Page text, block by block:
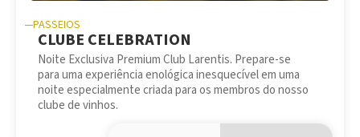
PASSEIOS
CLUBE CELEBRATION
Noite Exclusiva Premium Club Larentis. Prepare-se
para uma experiência enológica inesquecível em uma
noite especialmente criada para os membros do nosso
clube de vinhos.